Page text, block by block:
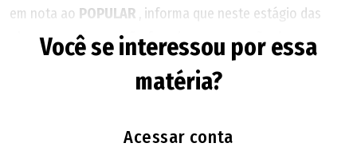
em nota ao POPULAR , informa que neste estágio das
obras as equipes estão focadas na execução da
terraplanagem e da pavimentação das vias. Estão
envolvidos cerca de 150 servidores para a execução dos
motoristas, além de equipamentos como
Você se interessou por essa
matéria?
Acessar conta